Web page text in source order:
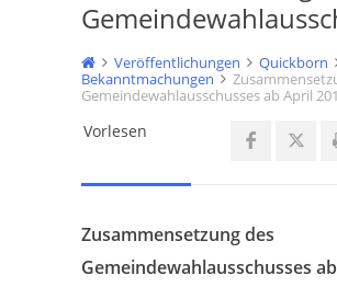
Veröffentlichungen
Quickborn
Bekanntmachungen
Gemeindewahlausschusses ab April
Vorlesen
Zusammensetzung des
Gemeindewahlausschusses